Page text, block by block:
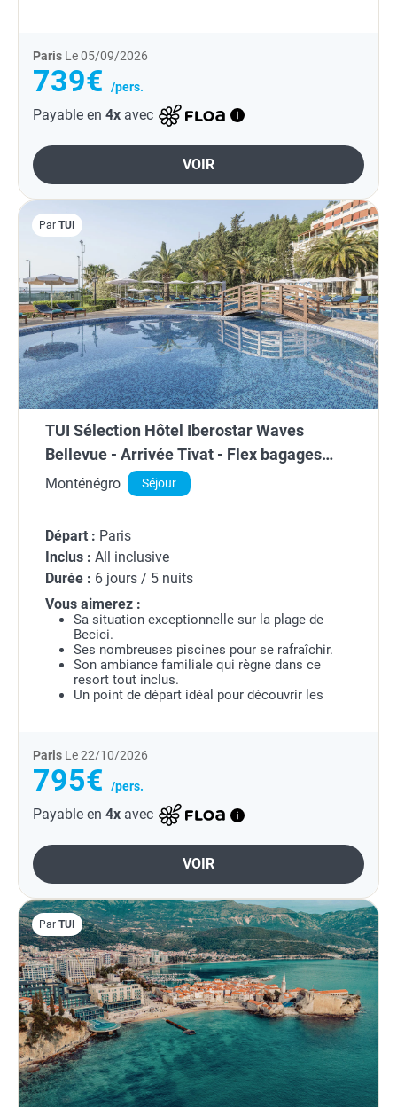
Paris Le 05/09/2026
739€ /pers.
Payable en 4x avec
VOIR
Par TUI
TUI Sélection Hôtel Iberostar Waves
Bellevue - Arrivée Tivat - Flex bagages
inclus ****
Monténégro Séjour
Départ : Paris
Inclus : All inclusive
Durée : 6 jours / 5 nuits
Vous aimerez :
Sa situation exceptionnelle sur la plage de
Becici.
Ses nombreuses piscines pour se rafraîchir.
Son ambiance familiale qui règne dans ce
resort tout inclus.
Un point de départ idéal pour découvrir les
Paris Le 22/10/2026
795€ /pers.
Payable en 4x avec
VOIR
Par TUI